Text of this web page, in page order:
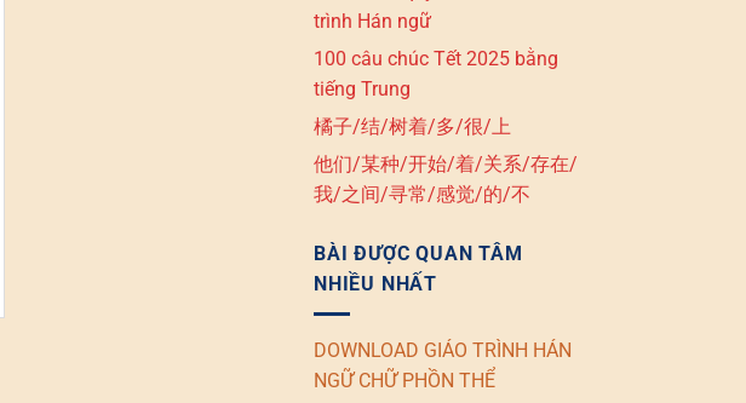
trình Hán ngữ
100 câu chúc Tết 2025 bằng
tiếng Trung
橘子/结/树着/多/很/上
他们/某种/开始/着/关系/存在/
我/之间/寻常/感觉/的/不
BÀI ĐƯỢC QUAN TÂM
NHIỀU NHẤT
DOWNLOAD GIÁO TRÌNH HÁN
NGỮ CHỮ PHỒN THỂ